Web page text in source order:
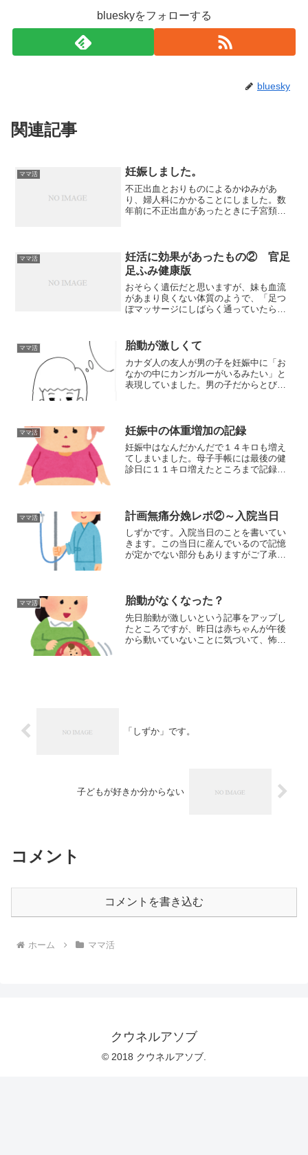
blueskyをフォローする
bluesky
関連記事
ママ活 妊娠しました。
不正出血とおりものによるかゆみがあ
り、婦人科にかかることにしました。数
年前に不正出血があったときに子宮頚管
うと思いました。
ママ活
妊活に効果があったもの② 官足
足ふみ健康版
おそらく遺伝だと思いますが、妹も血流
があまり良くない体質のようで、「足つ
ぼマッサージにしばらく通っていたら血
る」と言っているのを聞いて、私も真似
してみることにしました。
ママ活 胎動が激しくて
カナダ人の友人が男の子を妊娠中に「お
なかの中にカンガルーがいるみたい」と
表現していました。男の子だからとびき
いに思っていました。
ママ活 妊娠中の体重増加の記録
妊娠中はなんだかんだで１４キロも増え
てしまいました。母子手帳には最後の健
診日に１１キロ増えたところまで記録さ
は３キロ増えて、最終的に１４キロにな
りました。
ママ活 計画無痛分娩レポ②～入院当日
しずかです。入院当日のことを書いてい
きます。この当日に産んでいるので記憶
が定かでない部分もありますがご了承く
ュックサック、ショッ...
ママ活 胎動がなくなった？
先日胎動が激しいという記事をアップし
たところですが、昨日は赤ちゃんが午後
から動いていないことに気づいて、怖い
「しずか」です。
子どもが好きか分からない
コメント
コメントを書き込む
ホーム ママ活
クウネルアソブ
© 2018 クウネルアソブ.